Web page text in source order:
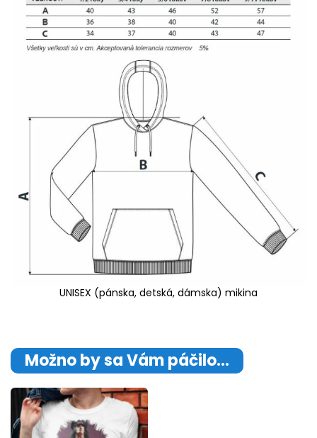
UNISEX (pánska, detská, dámska) mikina
Možno by sa Vám páčilo…